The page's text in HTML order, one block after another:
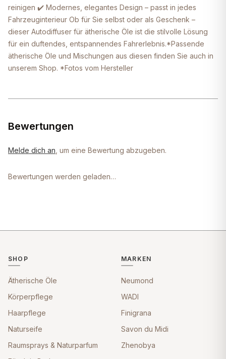
reinigen ✔️ Modernes, elegantes Design – passt in jedes
Fahrzeuginterieur Ob für Sie selbst oder als Geschenk –
dieser Autodiffuser für ätherische Öle ist die stilvolle Lösung
für ein duftendes, entspannendes Fahrerlebnis.*Passende
ätherische Öle und Mischungen aus diesen finden Sie auch in
unserem Shop. *Fotos vom Hersteller
Bewertungen
Melde dich an , um eine Bewertung abzugeben.
Bewertungen werden geladen…
SHOP
Ätherische Öle
Körperpflege
Haarpflege
Naturseife
Raumsprays & Naturparfum
MARKEN
Neumond
WADI
Finigrana
Savon du Midi
Zhenobya